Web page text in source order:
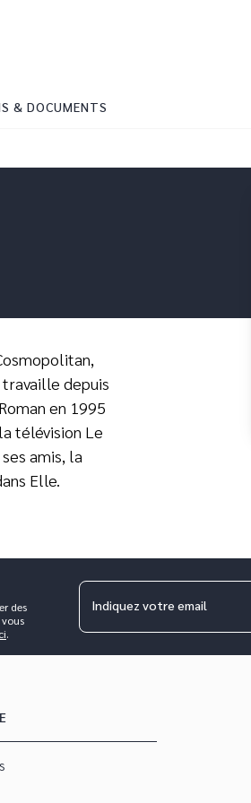
& DOCUMENTS
depuis
en 1995
télévision Le
amis, la
Elle.
des
.
Indiquez votre email